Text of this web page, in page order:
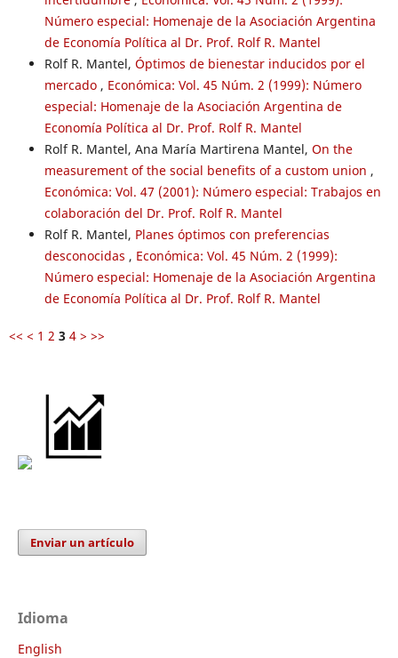
Número especial: Homenaje de la Asociación Argentina
de Economía Política al Dr. Prof. Rolf R. Mantel
Rolf R. Mantel, Óptimos de bienestar inducidos por el
mercado , Económica: Vol. 45 Núm. 2 (1999): Número
especial: Homenaje de la Asociación Argentina de
Economía Política al Dr. Prof. Rolf R. Mantel
Rolf R. Mantel, Ana María Martirena Mantel, On the
measurement of the social benefits of a custom union ,
Económica: Vol. 47 (2001): Número especial: Trabajos en
colaboración del Dr. Prof. Rolf R. Mantel
Rolf R. Mantel, Planes óptimos con preferencias
desconocidas , Económica: Vol. 45 Núm. 2 (1999):
Número especial: Homenaje de la Asociación Argentina
de Economía Política al Dr. Prof. Rolf R. Mantel
<< < 1 2 3 4 > >>
Enviar un artículo
Idioma
English